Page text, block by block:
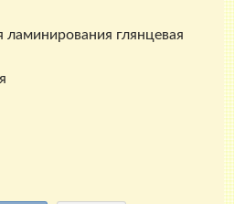
ламинирования глянцевая